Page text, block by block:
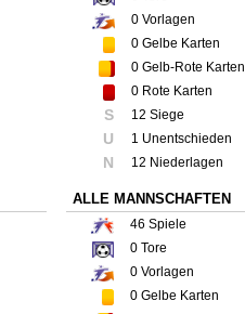
0 Vorlagen
0 Gelbe Karten
0 Gelb-Rote Karten
0 Rote Karten
S 12 Siege
U 1 Unentschieden
N 12 Niederlagen
ALLE MANNSCHAFTEN
46 Spiele
0 Tore
0 Vorlagen
0 Gelbe Karten